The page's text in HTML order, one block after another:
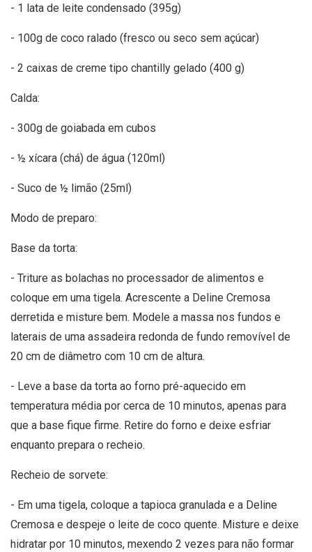
- 1 lata de leite condensado (395g)
- 100g de coco ralado (fresco ou seco sem açúcar)
- 2 caixas de creme tipo chantilly gelado (400 g)
Calda:
- 300g de goiabada em cubos
- ½ xícara (chá) de água (120ml)
- Suco de ½ limão (25ml)
Modo de preparo:
Base da torta:
- Triture as bolachas no processador de alimentos e
coloque em uma tigela. Acrescente a Deline Cremosa
derretida e misture bem. Modele a massa nos fundos e
laterais de uma assadeira redonda de fundo removível de
20 cm de diâmetro com 10 cm de altura.
- Leve a base da torta ao forno pré-aquecido em
temperatura média por cerca de 10 minutos, apenas para
que a base fique firme. Retire do forno e deixe esfriar
enquanto prepara o recheio.
Recheio de sorvete:
- Em uma tigela, coloque a tapioca granulada e a Deline
Cremosa e despeje o leite de coco quente. Misture e deixe
hidratar por 10 minutos, mexendo 2 vezes para não formar